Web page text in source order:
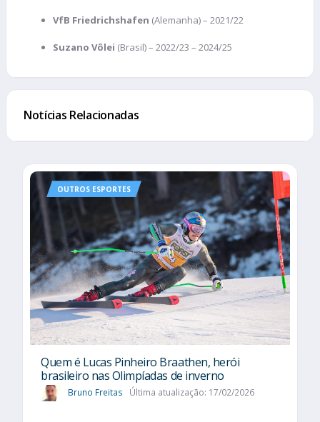
VfB Friedrichshafen (Alemanha) – 2021/22
Suzano Vôlei (Brasil) – 2022/23 – 2024/25
Notícias Relacionadas
OUTROS ESPORTES
Quem é Lucas Pinheiro Braathen, herói
brasileiro nas Olimpíadas de inverno
Bruno Freitas Última atualização: 17/02/2026